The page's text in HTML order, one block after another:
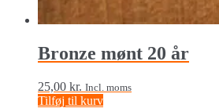
Bronze mønt 20 år
25,00 kr. Incl. moms
Tilføj til kurv